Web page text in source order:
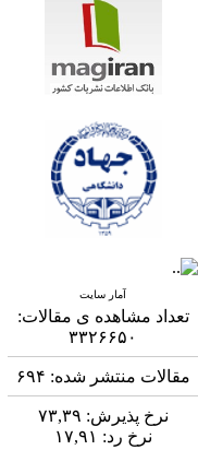
آمار سایت
تعداد مشاهده ی مقالات:
۳۳۲۶۶۵۰
مقالات منتشر شده: ۶۹۴
نرخ پذیرش: ۷۳,۳۹
نرخ رد: ۱۷,۹۱